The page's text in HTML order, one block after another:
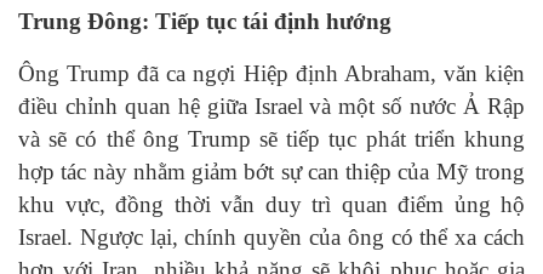
Trung Đông: Tiếp tục tái định hướng
Ông Trump đã ca ngợi Hiệp định Abraham, văn kiện
điều chỉnh quan hệ giữa Israel và một số nước Ả Rập
và sẽ có thể ông Trump sẽ tiếp tục phát triển khung
hợp tác này nhằm giảm bớt sự can thiệp của Mỹ trong
khu vực, đồng thời vẫn duy trì quan điểm ủng hộ
Israel. Ngược lại, chính quyền của ông có thể xa cách